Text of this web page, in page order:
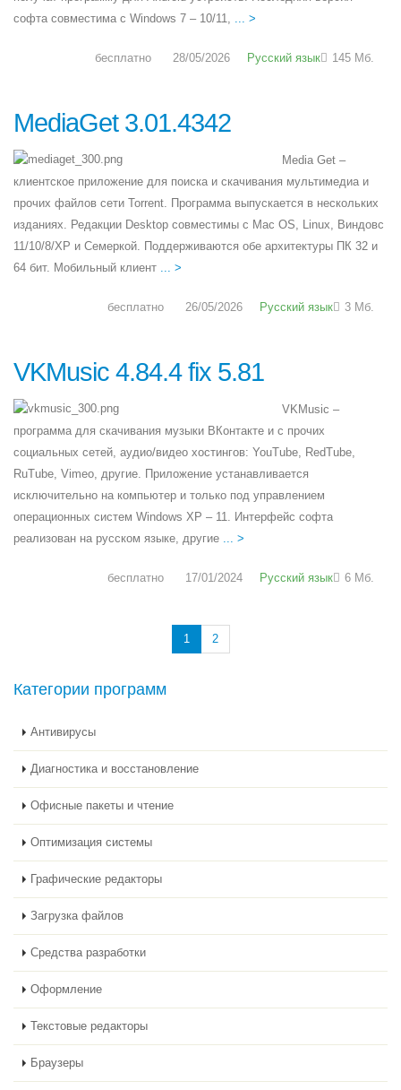
софта совместима с Windows 7 – 10/11, ... >
бесплатно 28/05/2026 Русский язык 145 Мб.
MediaGet 3.01.4342
Media Get –
клиентское приложение для поиска и скачивания мультимедиа и
прочих файлов сети Torrent. Программа выпускается в нескольких
изданиях. Редакции Desktop совместимы с Mac OS, Linux, Виндовс
11/10/8/XP и Семеркой. Поддерживаются обе архитектуры ПК 32 и
64 бит. Мобильный клиент ... >
бесплатно 26/05/2026 Русский язык 3 Мб.
VKMusic 4.84.4 fix 5.81
VKMusic –
программа для скачивания музыки ВКонтакте и с прочих
социальных сетей, аудио/видео хостингов: YouTube, RedTube,
RuTube, Vimeo, другие. Приложение устанавливается
исключительно на компьютер и только под управлением
операционных систем Windows XP – 11. Интерфейс софта
реализован на русском языке, другие ... >
бесплатно 17/01/2024 Русский язык 6 Мб.
1 2
Категории программ
Антивирусы
Диагностика и восстановление
Офисные пакеты и чтение
Оптимизация системы
Графические редакторы
Загрузка файлов
Средства разработки
Оформление
Текстовые редакторы
Браузеры